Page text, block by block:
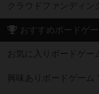
クラウドファンディン
おすすめボードゲ
お気に入りボードゲー
興味ありボードゲーム